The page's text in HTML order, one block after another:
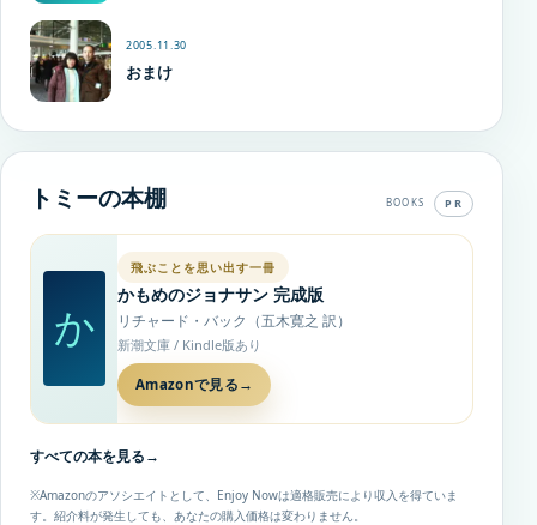
2005.11.30
おまけ
トミーの本棚 BOOKS PR
か
飛ぶことを思い出す一冊
かもめのジョナサン 完成版
リチャード・バック（五木寛之 訳）
新潮文庫 / Kindle版あり
Amazonで見る →
すべての本を見る→
※Amazonのアソシエイトとして、Enjoy Nowは適格販売により収入を得ていま
す。紹介料が発生しても、あなたの購入価格は変わりません。